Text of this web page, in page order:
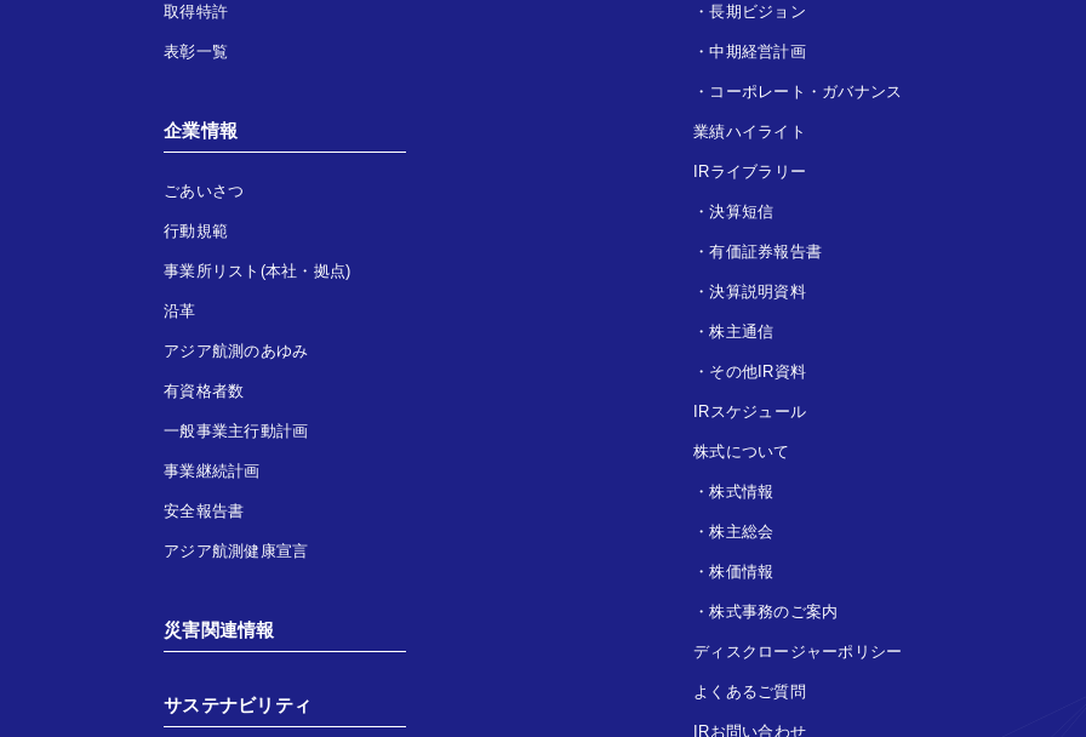
取得特許
表彰一覧
企業情報
ごあいさつ
行動規範
事業所リスト(本社・拠点)
沿革
アジア航測のあゆみ
有資格者数
一般事業主行動計画
事業継続計画
安全報告書
アジア航測健康宣言
災害関連情報
サステナビリティ
・長期ビジョン
・中期経営計画
・ コーポレート・ガバナンス
業績ハイライト
IRライブラリー
・決算短信
・有価証券報告書
・決算説明資料
・株主通信
・ その他IR資料
IRスケジュール
株式について
・株式情報
・株主総会
・株価情報
・株式事務のご案内
ディスクロージャーポリシー
よくあるご質問
IRお問い合わせ